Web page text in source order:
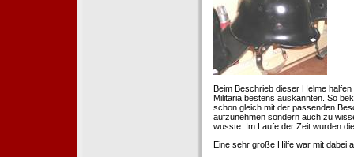
Beim Beschrieb dieser Helme
Militaria bestens auskannten. So
schon gleich mit der passenden
aufzunehmen sondern auch zu
wusste. Im Laufe der Zeit wurden
Eine sehr große Hilfe war mit dabei